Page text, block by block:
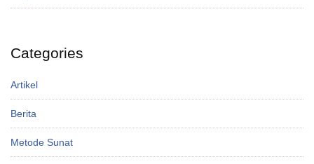
Categories
Artikel
Berita
Metode Sunat